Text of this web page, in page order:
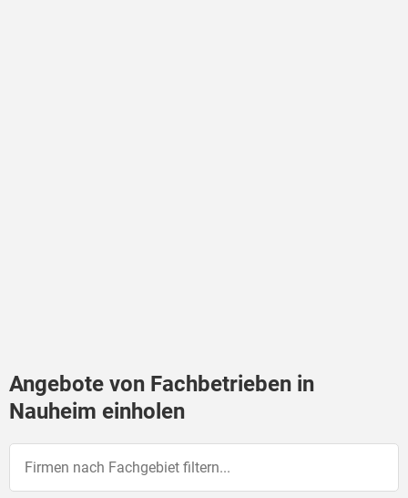
Angebote von Fachbetrieben in
Nauheim einholen